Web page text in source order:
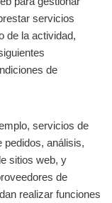
servicios
de la actividad,
de
servicios de
pedidos, análisis,
sitios web, y
de
realizar funciones